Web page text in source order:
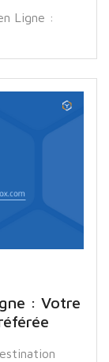
Ligne :
: Votre